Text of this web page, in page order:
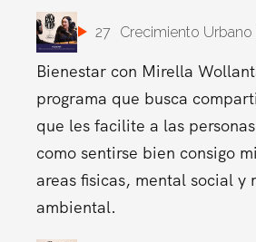
27
Bienestar con Mirella
programa que busca
que les facilite a las
como sentirse bien consigo
areas fisicas, mental social y
ambiental.